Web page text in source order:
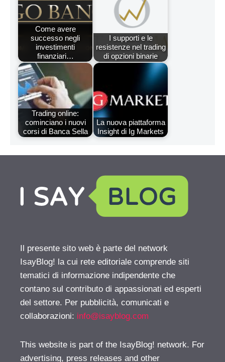
Come avere
successo negli
investimenti
finanziari…
I supporti e le
resistenze nel trading
di opzioni binarie
Trading online:
cominciano i nuovi
corsi di Banca Sella
La nuova piattaforma
Insight di Ig Markets
Il presente sito web è parte del network
IsayBlog! la cui rete editoriale comprende siti
tematici di informazione indipendente che
contano sul contributo di appassionati ed esperti
del settore. Per pubblicità, comunicati e
collaborazioni: info@isayblog.com
This website is part of the IsayBlog! network. For
advertising, press releases and other